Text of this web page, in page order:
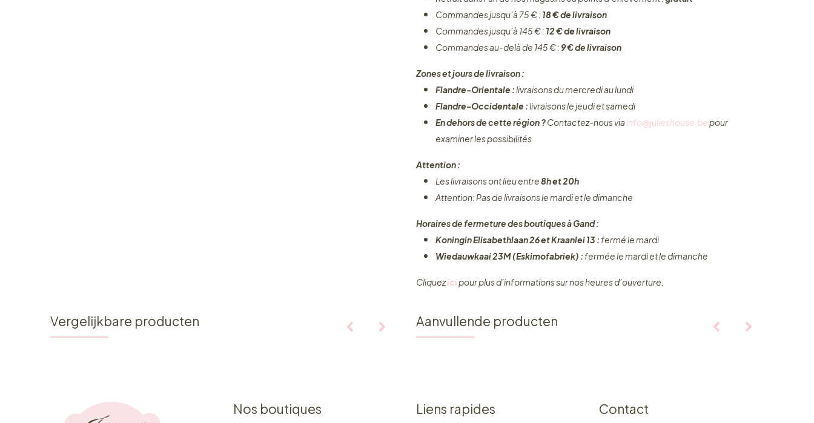
Commandes jusqu’à 75 € : 18 € de livraison
Commandes jusqu’à 145 € : 12 € de livraison
Commandes au-delà de 145 € : 9 € de livraison
Zones et jours de livraison :
Flandre-Orientale :livraisons du mercredi au lundi
Flandre-Occidentale :livraisons le jeudi et samedi
En dehors de cette région ?Contactez-nous via info@julieshouse.bepour
examiner les possibilités
Attention :
Les livraisons ont lieu entre8h et 20h
Attention: Pas de livraisons le mardi et le dimanche
Horaires de fermeture des boutiques à Gand :
Koningin Elisabethlaan 26 et Kraanlei 13 :fermé le mardi
Wiedauwkaai 23M (Eskimofabriek) :fermée le mardi et le dimanche
Cliquez ​icipour plus d’informations sur nos heures d’ouverture.
Vergelijkbare producten Aanvullende producten
Nos boutiques Liens rapides Contact